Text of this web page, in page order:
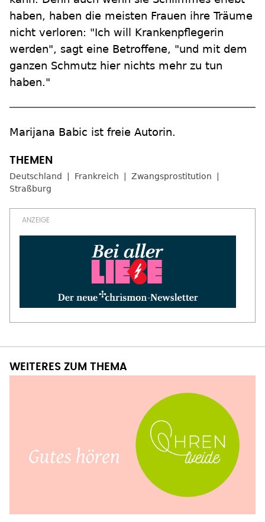
haben, haben die meisten Frauen ihre Träume
nicht verloren: "Ich will Krankenpflegerin
werden", sagt eine Betroffene, "und mit dem
ganzen Schmutz hier nichts mehr zu tun
haben."
Marijana Babic ist freie Autorin.
Deutschland Frankreich
Zwangsprostitution
Straßburg
WEITERES ZUM THEMA